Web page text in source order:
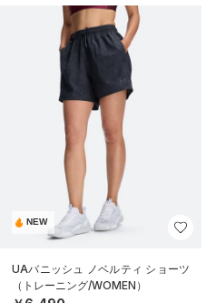
NEW
UAバニッシュ ノベルティ ショーツ
（トレーニング/WOMEN）